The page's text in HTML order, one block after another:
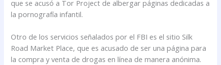
que se acusó a Tor Project de albergar páginas dedicadas a
la pornografía infantil.
Otro de los servicios señalados por el FBI es el sitio Silk
Road Market Place, que es acusado de ser una página para
la compra y venta de drogas en línea de manera anónima.